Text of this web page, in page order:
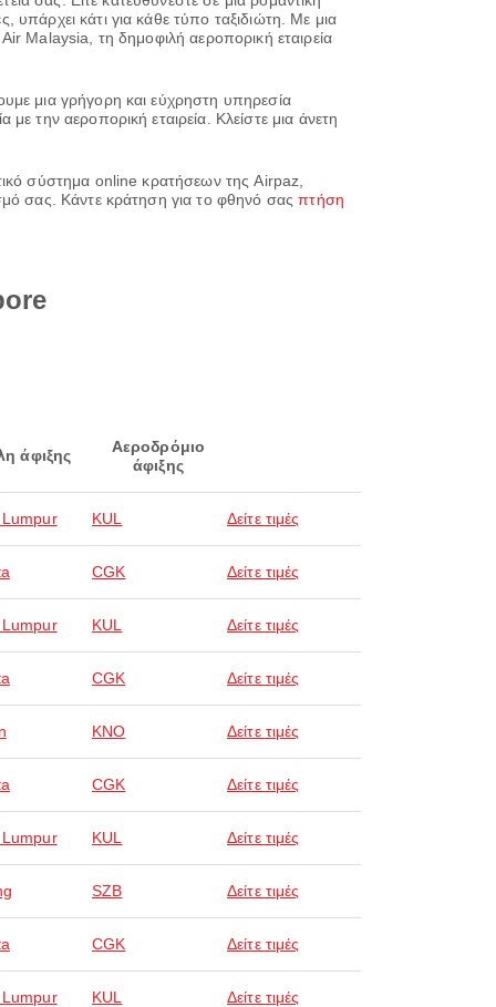
κάτι για κάθε τύπο ταξιδιώτη. Με μια
Malaysia, τη δημοφιλή αεροπορική εταιρεία
μια γρήγορη και εύχρηστη υπηρεσία
την αεροπορική εταιρεία. Κλείστε μια άνετη
σύστημα online κρατήσεων της Airpaz,
σας. Κάντε κράτηση για το φθηνό σαςπτήση
άφιξης
Αεροδρόμιο
άφιξης
KUL Δείτε τιμές
CGK Δείτε τιμές
KUL Δείτε τιμές
CGK Δείτε τιμές
KNO Δείτε τιμές
CGK Δείτε τιμές
KUL Δείτε τιμές
SZB Δείτε τιμές
CGK Δείτε τιμές
KUL Δείτε τιμές